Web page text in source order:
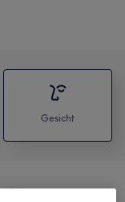
Gesicht
(9) ab 30 €